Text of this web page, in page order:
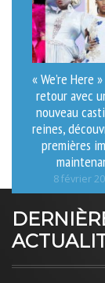
« We’re Here
retour avec
nouveau
reines,
premières
8 février